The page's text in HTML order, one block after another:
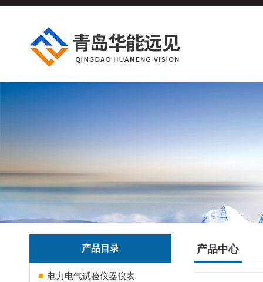
产品目录
电力电气试验仪器仪表
产品中心